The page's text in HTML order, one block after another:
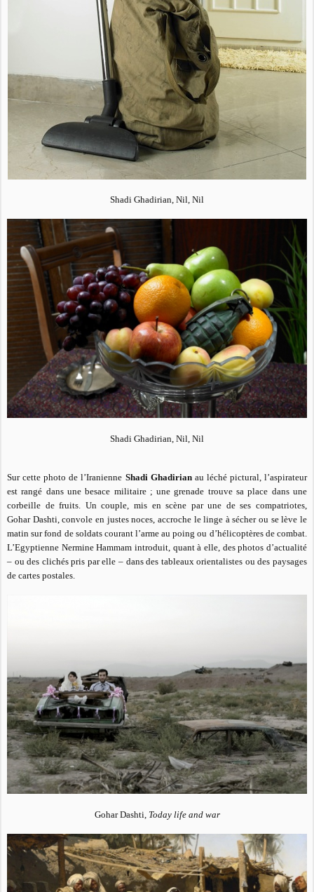
Shadi Ghadirian, Nil, Nil
Shadi Ghadirian, Nil, Nil
Sur cette photo de l’Iranienne Shadi Ghadirianau léché pictural, l’aspirateur
est rangé dans une besace militaire ; une grenade trouve sa place dans une
corbeille de fruits. Un couple, mis en scène par une de ses compatriotes,
GoharDashti, convole en justes noces, accroche le linge à sécher ou se lève le
matin sur fond de soldats courant l’arme au poing ou d’hélicoptères de combat.
L’Egyptienne Nermine Hammam introduit, quant à elle, des photos d’actualité
– ou des clichés pris par elle – dans des tableaux orientalistes ou des paysages
de cartes postales.
Gohar Dashti, Today life and war